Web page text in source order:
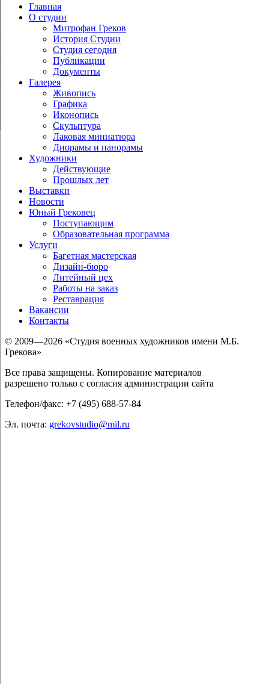
Главная
О студии
Митрофан Греков
История Студии
Студия сегодня
Публикации
Документы
Галерея
Живопись
Графика
Иконопись
Скульптура
Лаковая миниатюра
Диорамы и панорамы
Художники
Действующие
Прошлых лет
Выставки
Новости
Юный Грековец
Поступающим
Образовательная программа
Услуги
Багетная мастерская
Дизайн-бюро
Литейный цех
Работы на заказ
Реставрация
Вакансии
Контакты
© 2009—2026 «Студия военных художников имени М.Б.
Грекова»
Все права защищены. Копирование материалов
разрешено только с согласия администрации сайта
Телефон/факс: +7 (495) 688-57-84
Эл. почта: grekovstudio@mil.ru